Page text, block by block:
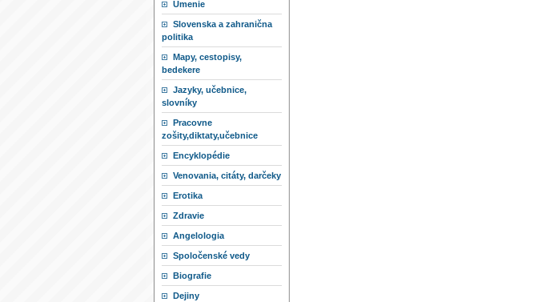
Umenie
Slovenska a zahranična
politika
Mapy, cestopisy,
bedekere
Jazyky, učebnice,
slovníky
Pracovne
zošity,diktaty,učebnice
Encyklopédie
Venovania, citáty, darčeky
Erotika
Zdravie
Angelologia
Spoločenské vedy
Biografie
Dejiny